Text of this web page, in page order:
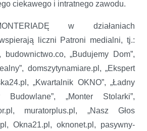
ciekawego i intratnego zawodu.
w działaniach
liczni Patroni medialni, tj.:
budownictwo.co, „Budujemy Dom”,
domszytynamiare.pl, „Ekspert
„Kwartalnik OKNO”, „Ładny
Budowlane”, „Monter Stolarki”,
muratorplus.pl, „Nasz Głos
Okna21.pl, oknonet.pl, pasywny-